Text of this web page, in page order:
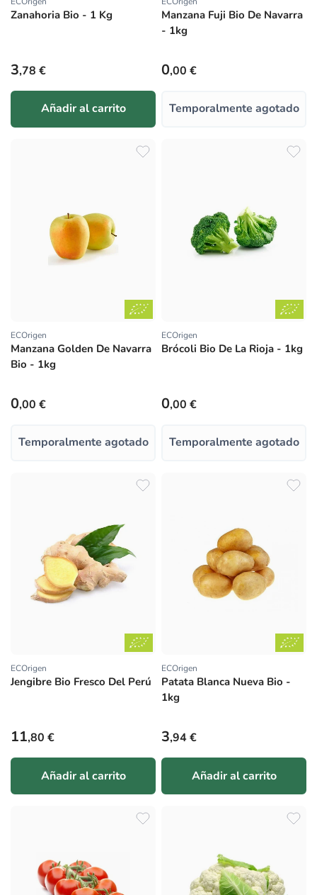
Proveedor:
Zanahoria Bio - 1 Kg
Precio habitual
3,78 €
Añadir al carrito
Proveedor:
Manzana Fuji Bio De Navarra
- 1kg
Precio habitual
0,00 €
Temporalmente agotado
Proveedor:
ECOrigen
Manzana Golden De Navarra
Bio - 1kg
Precio habitual
0,00 €
Temporalmente agotado
Proveedor:
ECOrigen
Brócoli Bio De La Rioja - 1kg
Precio habitual
0,00 €
Temporalmente agotado
Proveedor:
ECOrigen
Jengibre Bio Fresco Del Perú
Precio habitual
11,80 €
Añadir al carrito
Proveedor:
ECOrigen
Patata Blanca Nueva Bio -
1kg
Precio habitual
3,94 €
Añadir al carrito